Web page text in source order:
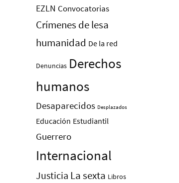
EZLN Convocatorias
Crímenes de lesa
humanidad De la red
Denuncias Derechos
humanos
Desaparecidos Desplazados
Educación Estudiantil
Guerrero
Internacional
Justicia La sexta Libros